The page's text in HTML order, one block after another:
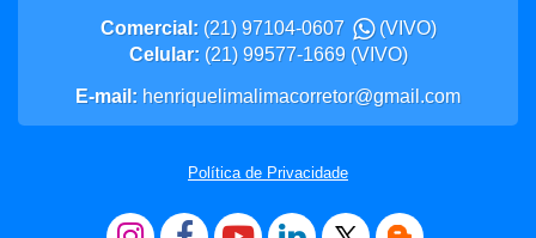
Comercial: (21) 97104-0607
(VIVO)
Celular: (21) 99577-1669(VIVO)
E-mail: henriquelimalimacorretor@gmail.com
Política de Privacidade